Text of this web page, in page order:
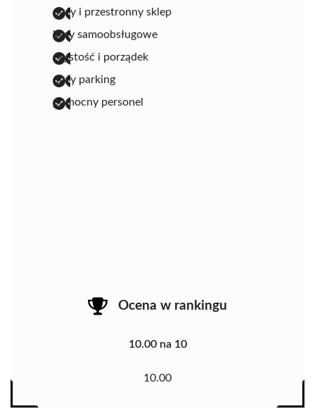
duży i przestronny sklep
kasy samoobsługowe
czystość i porządek
duży parking
pomocny personel
Ocena w rankingu
10.00 na 10
10.00